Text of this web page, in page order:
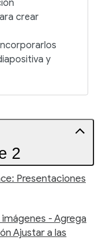
crear
y
2
Presentaciones
- Agrega
Ajustar a las